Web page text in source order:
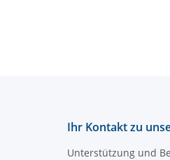
Ihr Kontakt zu
Unterstützung und